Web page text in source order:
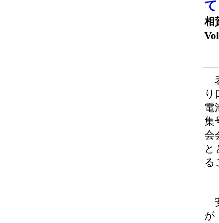
相
り
電
集
会
と
る
が